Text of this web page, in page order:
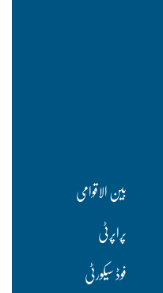
بین الاقوامی
پراپرٹی
فوڈ سیکورٹی